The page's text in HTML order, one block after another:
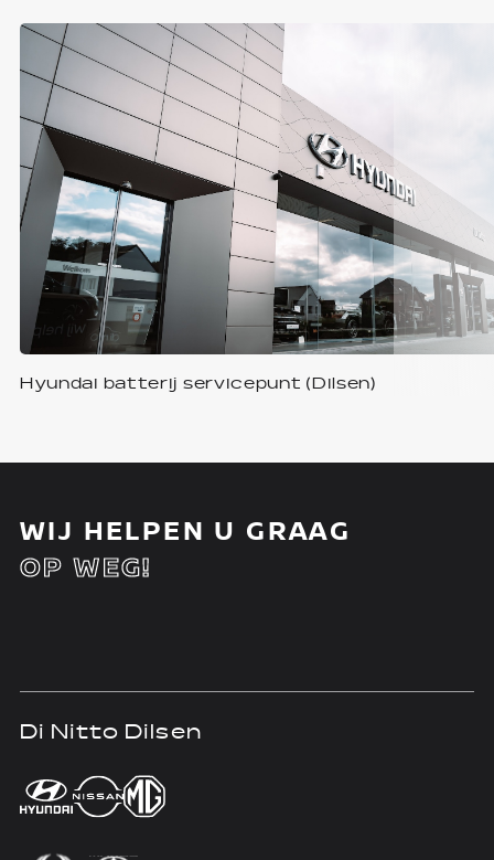
Hyundai batterij servicepunt (Dilsen)
WIJ HELPEN U GRAAG
OP WEG!
Di Nitto Dilsen